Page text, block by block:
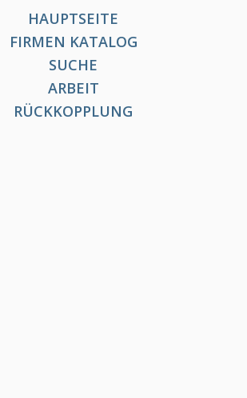
HAUPTSEITE
FIRMEN KATALOG
SUCHE
ARBEIT
RÜCKKOPPLUNG